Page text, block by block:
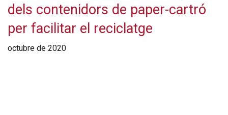
dels contenidors de paper-cartró
per facilitar el reciclatge
octubre de 2020